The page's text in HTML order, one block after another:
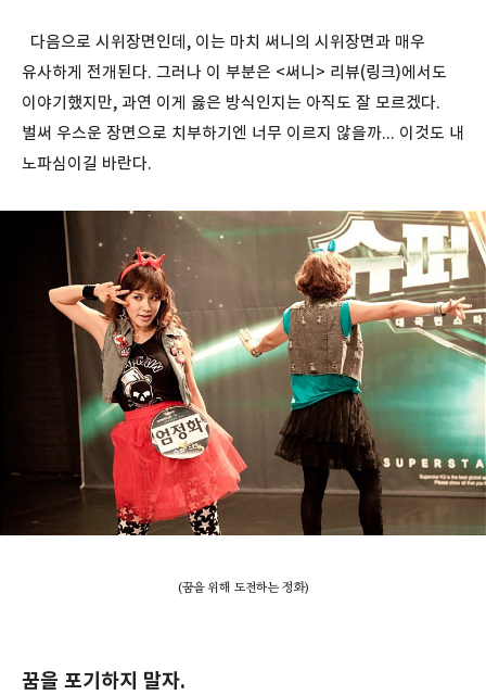
다음으로 시위장면인데, 이는 마치 써니의 시위장면과 매우
유사하게 전개된다. 그러나 이 부분은 <써니> 리뷰(링크)에서도
이야기했지만, 과연 이게 옳은 방식인지는 아직도 잘 모르겠다.
벌써 우스운 장면으로 치부하기엔 너무 이르지 않을까... 이것도 내
노파심이길 바란다.
(꿈을 위해 도전하는 정화)
꿈을 포기하지 말자.